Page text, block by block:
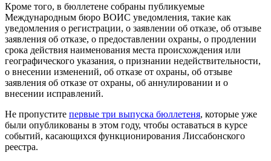
Кроме того, в бюллетене собраны публикуемые
Международным бюро ВОИС уведомления, такие как
уведомления о регистрации, о заявлении об отказе, об отзыве
заявления об отказе, о предоставлении охраны, о продлении
срока действия наименования места происхождения или
географического указания, о признании недействительности,
о внесении изменений, об отказе от охраны, об отзыве
заявления об отказе от охраны, об аннулировании и о
внесении исправлений.
Не пропустите первые три выпуска бюллетеня, которые уже
были опубликованы в этом году, чтобы оставаться в курсе
событий, касающихся функционирования Лиссабонского
реестра.